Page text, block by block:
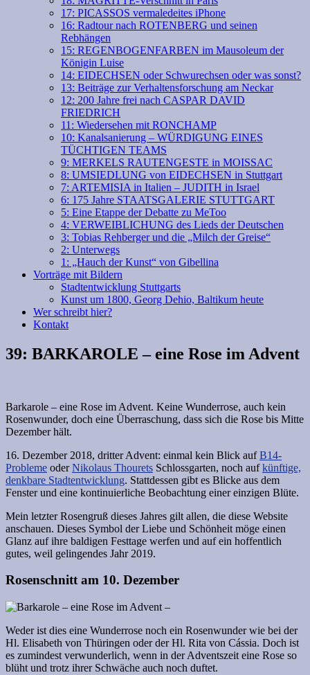
17: PICASSOS vermaledeites iPhone
16: Radtour nach ROTENBERG und seinen
Rebhängen
15: REGENBOGENFARBEN im Mausoleum der
Königin Luise
14: EIDECHSEN oder Schwurechsen oder was sonst?
13: Beiträge zur Verhaltensforschung am Neckar
12: 200 Jahre frei nach CASPAR DAVID
FRIEDRICH
11: Wiedersehen mit RONCHAMP
10: Kanalsanierung – WÜRDIGUNG EINES
TÜCHTIGEN TEAMS
9: MERKELS RAUTENGESTE in MOISSAC
8: UMSIEDLUNG von EIDECHSEN in Stuttgart
7: ARTEMISIA in Italien – JUDITH in Israel
6: 175 Jahre STAATSGALERIE STUTTGART
5: Eine Etappe der Debatte zu MeToo
4: VERWEIBLICHUNG des Lieds der Deutschen
3: Tobias Rehberger und die „Milch der Greise“
2: Unterwegs
1: „Hauch der Kunst“ von Gibellina
Vorträge mit Bildern
Stadtentwicklung Stuttgarts
Kunst um 1800, Georg Dehio, Baltikum heute
Wer schreibt hier?
Kontakt
39: BARKAROLE – eine Rose im Advent
Barkarole – eine Rose im Advent. Keine Wunderrose, auch kein
Rosenwunder, doch eine Überraschung, dass sich die Rose bis Mitte
Dezember hält.
16. Dezember 2018, dritter Advent: einmal kein Blick aufB14-
Probleme oderNikolaus Thourets Schlossgarten, noch aufkünftige,
denkbare Stadtentwicklung. Stattdessen gibt es Blicke aus dem
Fenster und eine kontinuierliche Beobachtung einer einzigen Blüte.
Mein letzter Rosengruß dieses Jahres gilt allen, die diese Website
anschauen. Dieses Symbol der Liebe und Schönheit möge einen
Glanz auf ihre baldigen Festtage werfen und auf ein hoffentlich
gutes, weil gelingendes Jahr 2019.
Rosenschnitt am 10. Dezember
Weder ist dies eine Wunderrose noch ein Rosenwunder wie bei der
Hl. Elisabeth von Thüringen oder der Hl. Rita von Cássia. Doch ist
es zumindest verwunderlich, wenn in der Adventszeit eine Rose so
blüht und trotz ihrer Schwäche auch noch duftet.